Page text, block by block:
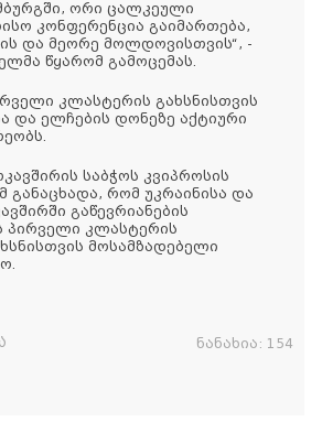
ორი ცალკეული
კონფერენცია გაიმართება,
და მეორე მოლდოვისთვის“, -
წყარომ გამოცემას.
კლასტერის გახსნისთვის
და ელჩების დონეზე აქტიური
საბჭოს კვიპროსის
განაცხადა, რომ უკრაინისა და
გაწევრიანების
პირველი კლასტერის
მოსამზადებელი
ნანახია: 154